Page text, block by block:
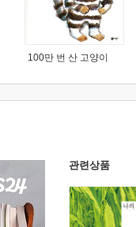
100만 번 산 고양이
관련상품